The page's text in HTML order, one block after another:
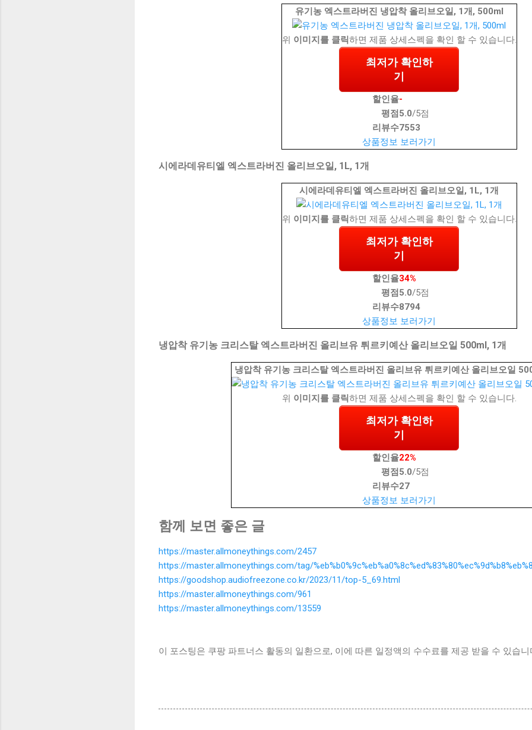
유기농 엑스트라버진 냉압착 올리브오일, 1개, 500ml
위 이미지를 클릭하면 제품 상세스펙을 확인 할 수 있습니다.
최저가 확인하
기
할인율-
평점 5.0/5점
리뷰수7553
상품정보 보러가기
시에라데유티엘 엑스트라버진 올리브오일, 1L, 1개
시에라데유티엘 엑스트라버진 올리브오일, 1L, 1개
위 이미지를 클릭하면 제품 상세스펙을 확인 할 수 있습니다.
최저가 확인하
기
할인율34%
평점 5.0/5점
리뷰수8794
상품정보 보러가기
냉압착 유기농 크리스탈 엑스트라버진 올리브유 튀르키예산 올리브오일 500ml, 1개
냉압착 유기농 크리스탈 엑스트라버진 올리브유 튀르키예산 올리브오일
위 이미지를 클릭하면 제품 상세스펙을 확인 할 수 있습니다.
최저가 확인하
기
할인율22%
평점 5.0/5점
리뷰수27
상품정보 보러가기
함께 보면 좋은 글
https://master.allmoneythings.com/2457
https://master.allmoneythings.com/tag/
https://goodshop.audiofreezone.co.kr/2023/11/top-5_69.html
https://master.allmoneythings.com/961
https://master.allmoneythings.com/13559
이 포스팅은 쿠팡 파트너스 활동의 일환으로, 이에 따른 일정액의 수수료를 제공 받을 수 있습니